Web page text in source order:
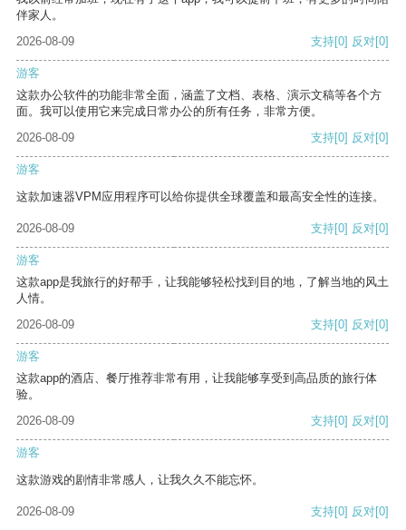
伴家人。
2026-08-09
支持[0] 反对[0]
游客
这款办公软件的功能非常全面，涵盖了文档、表格、演示文稿等各个方
面。我可以使用它来完成日常办公的所有任务，非常方便。
2026-08-09
支持[0] 反对[0]
游客
这款加速器VPM应用程序可以给你提供全球覆盖和最高安全性的连接。
2026-08-09 支持[0] 反对[0]
游客
这款app是我旅行的好帮手，让我能够轻松找到目的地，了解当地的风土
人情。
2026-08-09
支持[0] 反对[0]
游客
这款app的酒店、餐厅推荐非常有用，让我能够享受到高品质的旅行体
验。
2026-08-09
支持[0] 反对[0]
游客
这款游戏的剧情非常感人，让我久久不能忘怀。
2026-08-09 支持[0] 反对[0]